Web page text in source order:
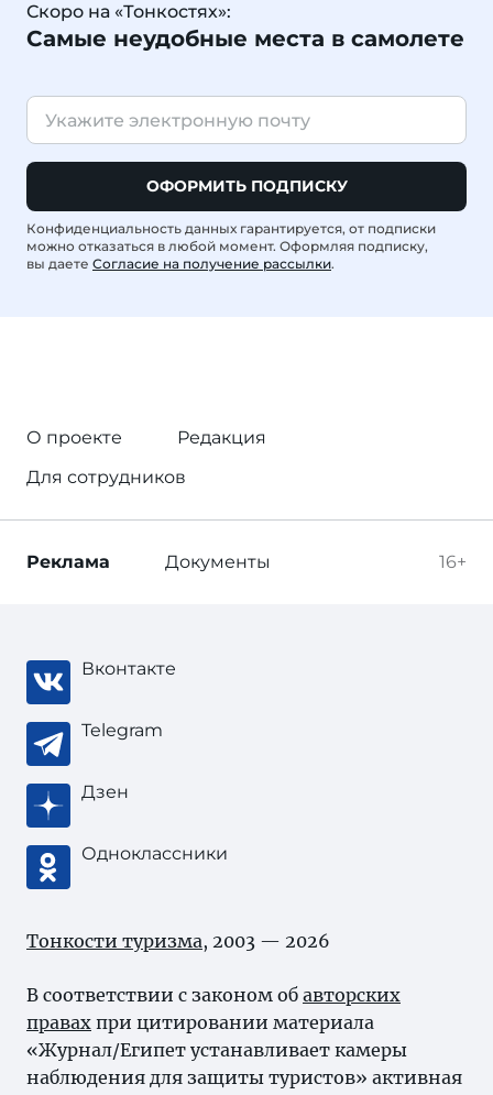
Скоро на «Тонкостях»:
Самые неудобные места в самолете
ОФОРМИТЬ ПОДПИСКУ
Конфиденциальность данных гарантируется, от подписки
можно отказаться в любой момент. Оформляя подписку,
вы даете Согласие на получение рассылки.
О проекте
Редакция
Для сотрудников
16+
Реклама Документы
Вконтакте
Telegram
Дзен
Одноклассники
Тонкости туризма, 2003 — 2026
В соответствии с законом об авторских
правах при цитировании материала
«Журнал/Египет устанавливает камеры
наблюдения для защиты туристов» активная